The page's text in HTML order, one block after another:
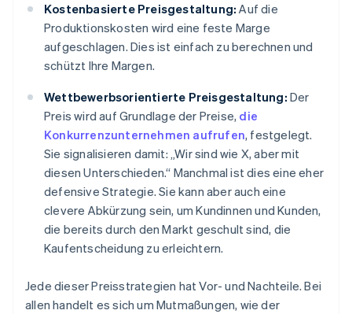
Kostenbasierte Preisgestaltung: Auf die
Produktionskosten wird eine feste Marge
aufgeschlagen. Dies ist einfach zu berechnen und
schützt Ihre Margen.
Wettbewerbsorientierte Preisgestaltung: Der
Preis wird auf Grundlage der Preise, die
Konkurrenzunternehmen aufrufen, festgelegt.
Sie signalisieren damit: „Wir sind wie X, aber mit
diesen Unterschieden.“ Manchmal ist dies eine eher
defensive Strategie. Sie kann aber auch eine
clevere Abkürzung sein, um Kundinnen und Kunden,
die bereits durch den Markt geschult sind, die
Kaufentscheidung zu erleichtern.
Jede dieser Preisstrategien hat Vor- und Nachteile. Bei
allen handelt es sich um Mutmaßungen, wie der